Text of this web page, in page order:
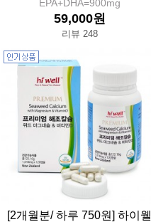
EPA+DHA=900mg
59,000원
리뷰 248
[2개월분/ 하루 750원] 하이웰